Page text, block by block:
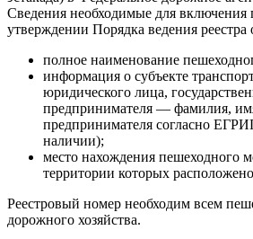
Сведения необходимые для включения
утверждении Порядка ведения
полное наименование
информация о субъекте
юридического лица,
предпринимателя — фамилия,
предпринимателя согласно
наличии);
место нахождения пешеходного
территории которых
Реестровый номер необходим всем
дорожного хозяйства.